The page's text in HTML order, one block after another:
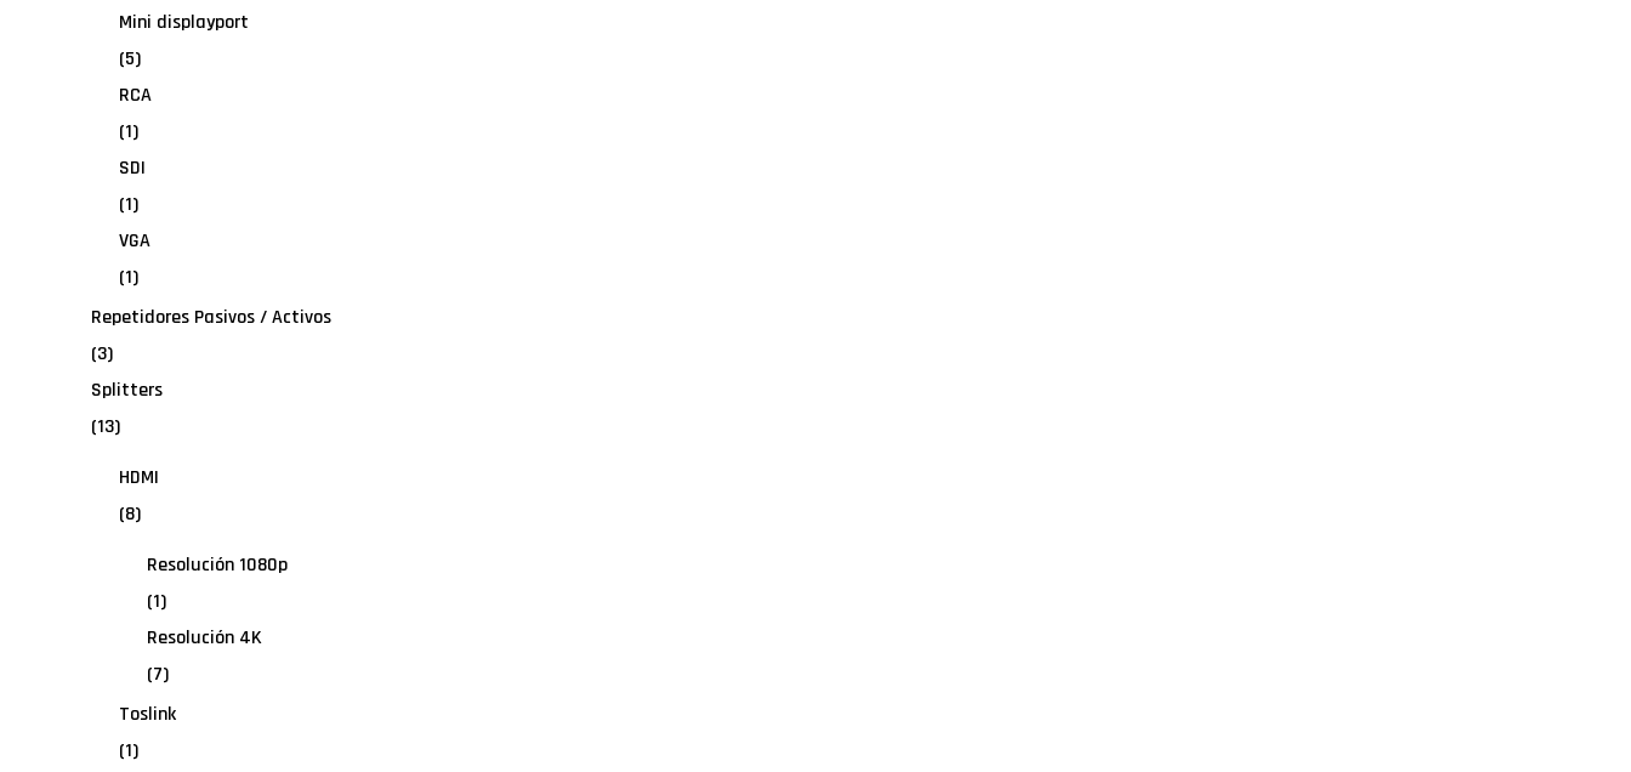
Mini displayport
(5)
RCA
(1)
SDI
(1)
VGA
(1)
Repetidores Pasivos / Activos
(3)
Splitters
(13)
HDMI
(8)
Resolución 1080p
(1)
Resolución 4K
(7)
Toslink
(1)